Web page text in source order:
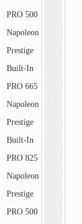
PRO 500
Napoleon
Prestige
Built-In
PRO 665
Napoleon
Prestige
Built-In
PRO 825
Napoleon
Prestige
PRO 500